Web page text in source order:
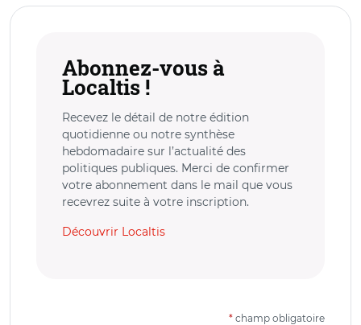
Abonnez-vous à
Localtis !
Recevez le détail de notre édition
quotidienne ou notre synthèse
hebdomadaire sur l’actualité des
politiques publiques. Merci de confirmer
votre abonnement dans le mail que vous
recevrez suite à votre inscription.
Découvrir Localtis
* champ obligatoire